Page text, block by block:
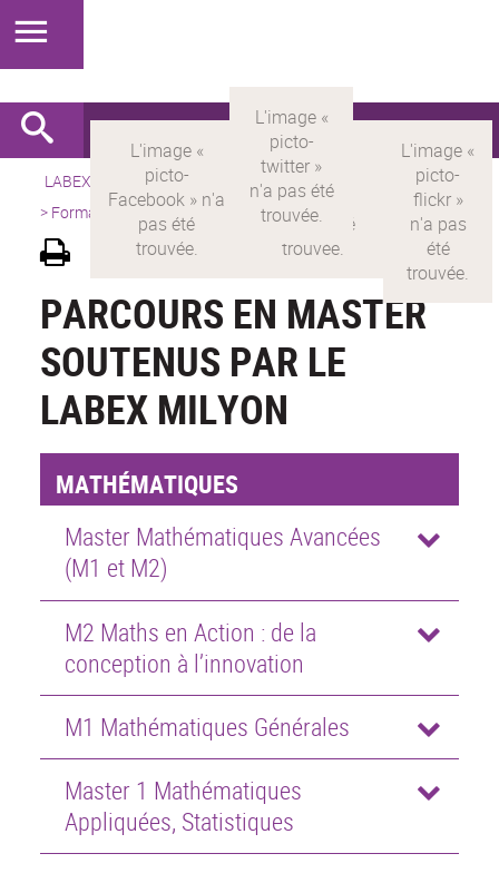
LABEX > LABEX MILYON Version française
Présentation
> Formations> Parcours en Master
PARCOURS EN MASTER
SOUTENUS PAR LE
LABEX MILYON
MATHÉMATIQUES
Master Mathématiques Avancées
(M1 et M2)
M2 Maths en Action : de la
conception à l’innovation
M1 Mathématiques Générales
Master 1 Mathématiques
Appliquées, Statistiques